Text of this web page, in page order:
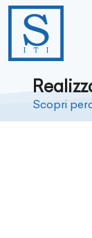
Scopri